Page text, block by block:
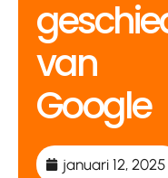
van
Google
januari 12, 2025